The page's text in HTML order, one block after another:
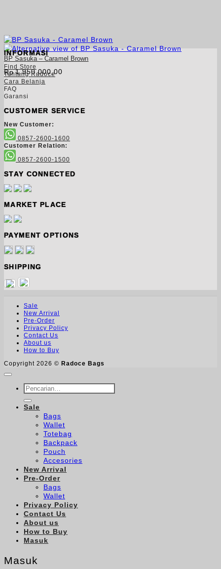
BP Sasuka – Caramel Brown
Rp1.950.000,00
INFORMASI
Find Store
Tentang Radoce
Cara Belanja
FAQ
Garansi
CUSTOMER SERVICE
New Customer:
0857-2600-1600
Customer Relation:
0857-2600-1500
STAY CONNECTED
MARKET PLACE
PAYMENT OPTIONS
SHIPPING
Sale
New Arrival
Pre-Order
Privacy Policy
Contact Us
About us
How to Buy
Copyright 2026 © Radoce Bags
Pencarian
untuk:
Sale
Bags
Wallet
Totebag
Backpack
Pouch
Accesories
New Arrival
Pre-Order
Bags
Wallet
Privacy Policy
Contact Us
About us
How to Buy
Masuk
Masuk